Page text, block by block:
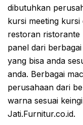
dibutuhkan
kursi meeting
restoran ristorante
panel dari
yang bisa anda
anda. Berbagai
perusahaan dari
warna sesuai
Jati.Furnitur.co.id.